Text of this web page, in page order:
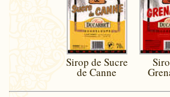
Sirop de Sucre
de Canne